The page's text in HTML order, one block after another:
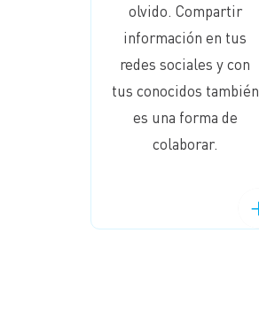
olvido. Compartir
información en tus
redes sociales y con
tus conocidos también
es una forma de
colaborar.